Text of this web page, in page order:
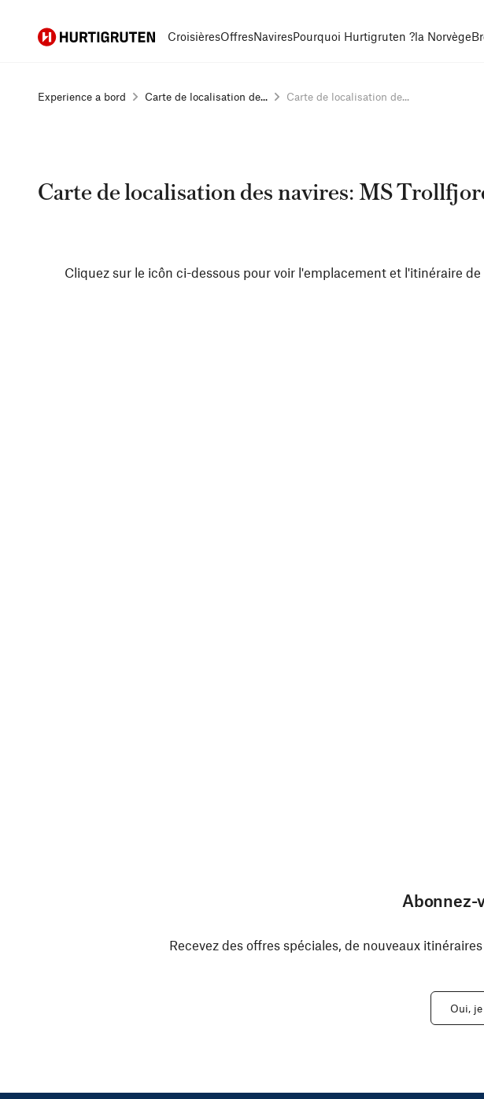
Hurtigruten CroisièresOffresNaviresPourquoi Hurtigruten ?la Norvège
Experience a bord Carte de localisation de... Carte de localisation de...
Carte de localisation des navires: MS
Cliquez sur le icôn ci-dessous pour voir l'emplacement et l'itinéraire
Abonnez-
Recevez des offres spéciales, de nouveaux
Oui,